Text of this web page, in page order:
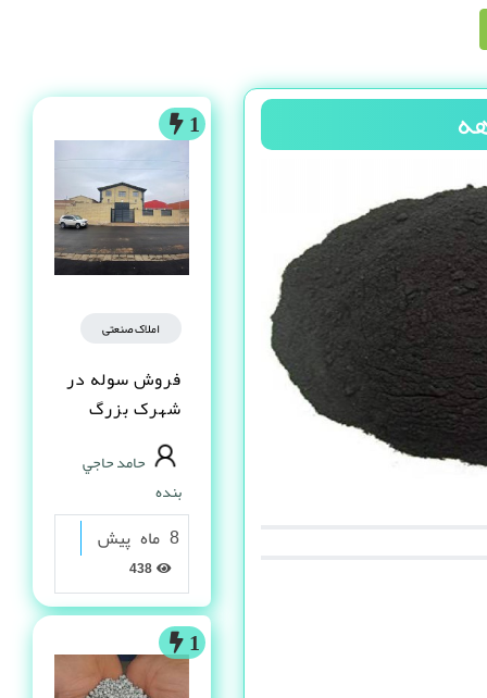
1
املاک صنعتی
فروش سوله در
شهرک بزرگ
اصفهان فاز یک
حامد حاجي
بنده
8 ماه پیش
1